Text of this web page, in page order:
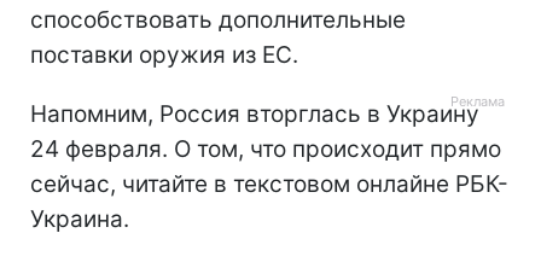
способствовать дополнительные
поставки оружия из ЕС.
Напомним, Россия вторглась в Украину
24 февраля. О том, что происходит прямо
сейчас, читайте в текстовом онлайне РБК-
Украина.